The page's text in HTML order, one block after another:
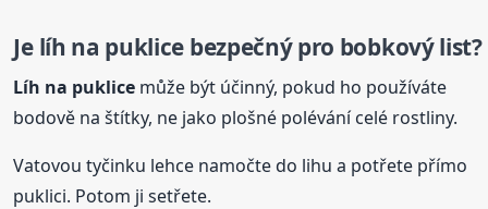
Je líh na puklice bezpečný pro bobkovýlist?
Líh na puklice může být účinný, pokud ho používáte
bodově na štítky, ne jako plošné polévání celé rostliny.
Vatovou tyčinku lehce namočte do lihu a potřete přímo
puklici. Potom ji setřete.